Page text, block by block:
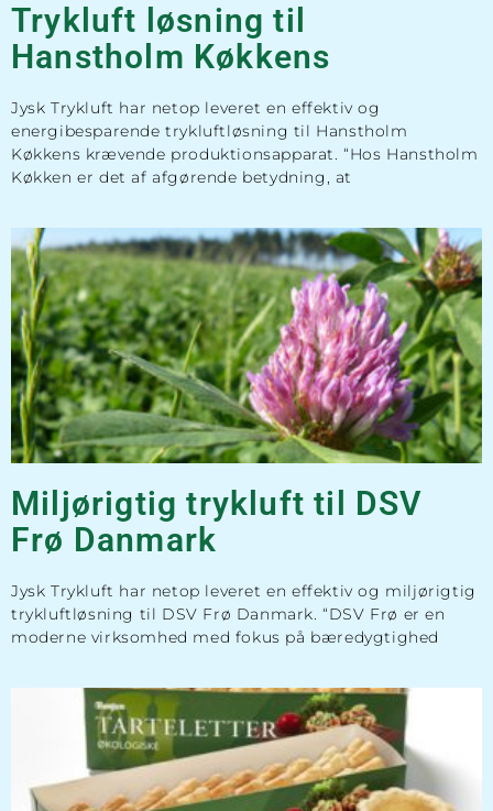
Trykluft løsning til
Hanstholm Køkkens​
Jysk Trykluft har netop leveret en effektiv og
energibesparende trykluftløsning til Hanstholm
Køkkens krævende produktionsapparat. “Hos Hanstholm
Køkken er det af afgørende betydning, at
Miljørigtig trykluft til DSV
Frø Danmark
Jysk Trykluft har netop leveret en effektiv og miljørigtig
trykluftløsning til DSV Frø Danmark. “DSV Frø er en
moderne virksomhed med fokus på bæredygtighed